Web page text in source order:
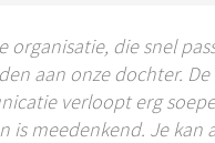
organisatie, die snel
aan onze dochter. De
verloopt erg
is meedenkend. Je kan